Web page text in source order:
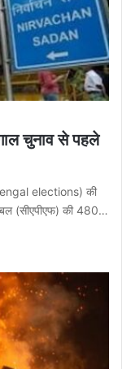
चुनाव से पहले
elections) की
बल (सीएपीएफ) की 480…